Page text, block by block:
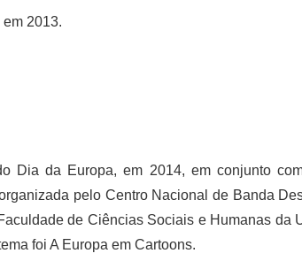
2013.
Dia da Europa, em 2014, em conjunto
pelo Centro Nacional de Banda
de Ciências Sociais e Humanas da
foi A Europa em Cartoons.